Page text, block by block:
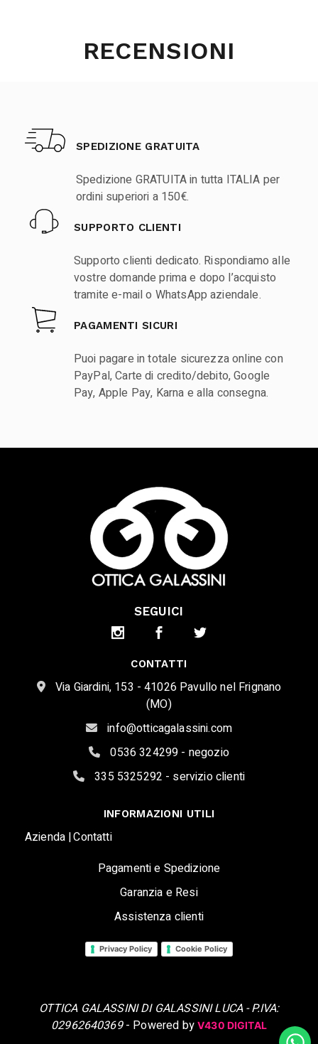
RECENSIONI
SPEDIZIONE GRATUITA
Spedizione GRATUITA in tutta ITALIA per
ordini superiori a 150€.
SUPPORTO CLIENTI
Supporto clienti dedicato. Rispondiamo alle
vostre domande prima e dopo l’acquisto
tramite e-mail o WhatsApp aziendale.
PAGAMENTI SICURI
Puoi pagare in totale sicurezza online con
PayPal, Carte di credito/debito, Google
Pay, Apple Pay, Karna e alla consegna.
SEGUICI
CONTATTI
Via Giardini, 153 - 41026 Pavullo nel Frignano
(MO)
info@otticagalassini.com
0536 324299 - negozio
335 5325292 - servizio clienti
INFORMAZIONI UTILI
Azienda |Contatti
Pagamenti e Spedizione
Garanzia e Resi
Assistenza clienti
Privacy Policy Cookie Policy
OTTICA GALASSINI DI GALASSINI LUCA - P.IVA:
02962640369- Powered byV430 DIGITAL